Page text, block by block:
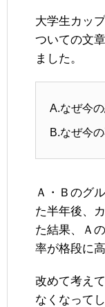
大学生カッ
ついての文
ました。
A.なぜ今
B.なぜ今
Ａ・Ｂのグ
た半年後、
た結果、Ａ
率が格段に
改めて考え
なくなって